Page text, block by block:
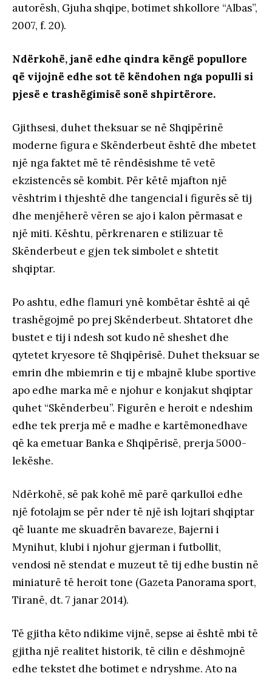
autorësh, Gjuha shqipe, botimet shkollore “Albas”,
2007, f. 20).
Ndërkohë, janë edhe qindra këngë popullore
që vijojnë edhe sot të këndohen nga populli si
pjesë e trashëgimisë sonë shpirtërore.
Gjithsesi, duhet theksuar se në Shqipërinë
moderne figura e Skënderbeut është dhe mbetet
një nga faktet më të rëndësishme të vetë
ekzistencës së kombit. Për këtë mjafton një
vështrim i thjeshtë dhe tangencial i figurës së tij
dhe menjëherë vëren se ajo i kalon përmasat e
një miti. Kështu, përkrenaren e stilizuar të
Skënderbeut e gjen tek simbolet e shtetit
shqiptar.
Po ashtu, edhe flamuri ynë kombëtar është ai që
trashëgojmë po prej Skënderbeut. Shtatoret dhe
bustet e tij i ndesh sot kudo në sheshet dhe
qytetet kryesore të Shqipërisë. Duhet theksuar se
emrin dhe mbiemrin e tij e mbajnë klube sportive
apo edhe marka më e njohur e konjakut shqiptar
quhet “Skënderbeu”. Figurën e heroit e ndeshim
edhe tek prerja më e madhe e kartëmonedhave
që ka emetuar Banka e Shqipërisë, prerja 5000-
lekëshe.
Ndërkohë, së pak kohë më parë qarkulloi edhe
një fotolajm se për nder të një ish lojtari shqiptar
që luante me skuadrën bavareze, Bajerni i
Mynihut, klubi i njohur gjerman i futbollit,
vendosi në stendat e muzeut të tij edhe bustin në
miniaturë të heroit tone (Gazeta Panorama sport,
Tiranë, dt. 7 janar 2014).
Të gjitha këto ndikime vijnë, sepse ai është mbi të
gjitha një realitet historik, të cilin e dëshmojnë
edhe tekstet dhe botimet e ndryshme. Ato na